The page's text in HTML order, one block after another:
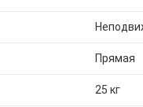
Прямая
25 кг